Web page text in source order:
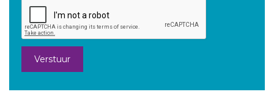
Verstuur